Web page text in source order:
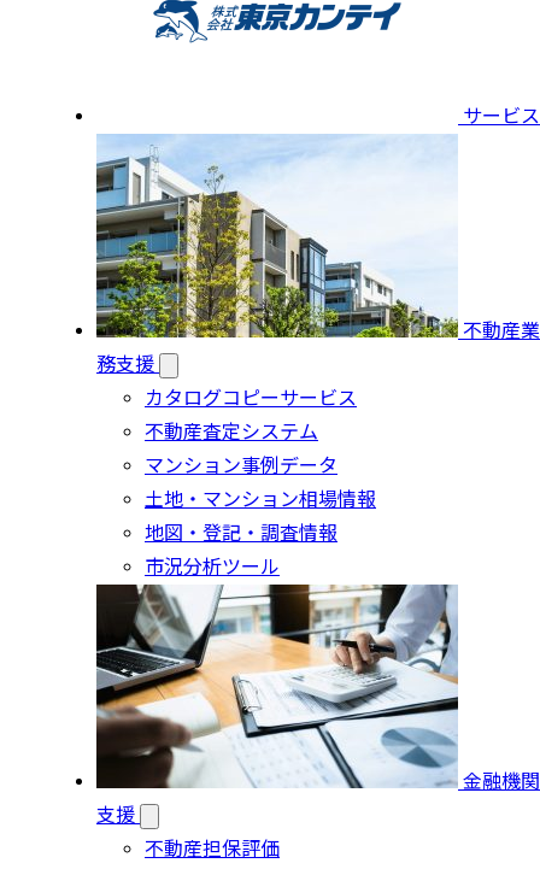
サービス
不動産業
務支援
カタログコピーサービス
不動産査定システム
マンション事例データ
土地・マンション相場情報
地図・登記・調査情報
市況分析ツール
金融機関
支援
不動産担保評価